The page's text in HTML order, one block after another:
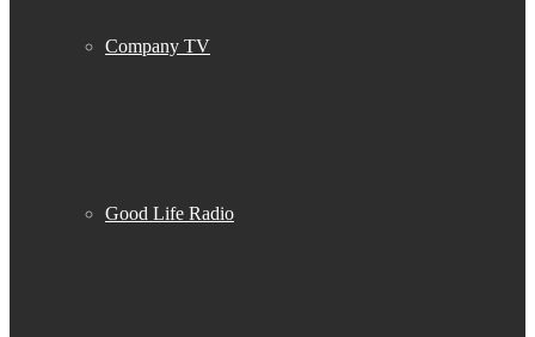
Company TV
Good Life Radio